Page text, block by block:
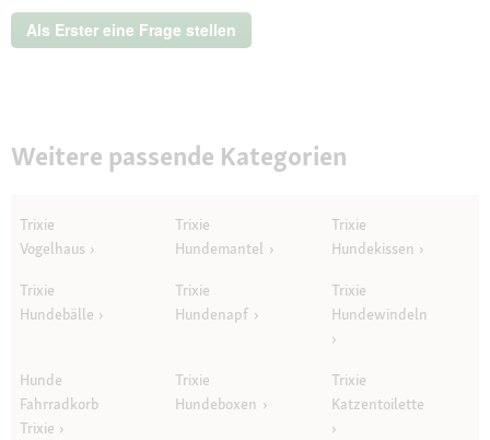
ein
modales
Als Erster eine Frage stellen
Weitere passende Kategorien
Trixie
Vogelhaus
Trixie
Hundemantel
Trixie
Hundekissen
Trixie
Hundebälle
Trixie
Hundenapf
Trixie
Hundewindeln
Hunde
Fahrradkorb
Trixie
Trixie
Hundeboxen
Trixie
Katzentoilette